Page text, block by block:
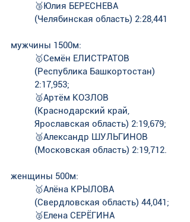
🥉Юлия БЕРЕСНЕВА
(Челябинская область) 2:28,441
мужчины 1500м:
🥇Семён ЕЛИСТРАТОВ
(Республика Башкортостан)
2:17,953;
🥈Артём КОЗЛОВ
(Краснодарский край,
Ярославская область) 2:19,679;
🥉Александр ШУЛЬГИНОВ
(Московская область) 2:19,712.
женщины 500м:
🥇Алёна КРЫЛОВА
(Свердловская область) 44,041;
🥈Елена СЕРЁГИНА